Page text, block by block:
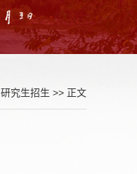
研究生招生 >> 正文